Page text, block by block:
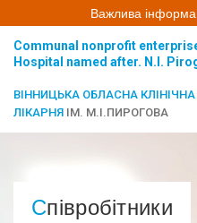
Важлива
Communal nonprofit
Hospital named after. N.I.
ВІННИЦЬКА ОБЛАСНА КЛІНІЧНА
ЛІКАРНЯ ІМ. М.І.ПИРОГОВА
Співробітники